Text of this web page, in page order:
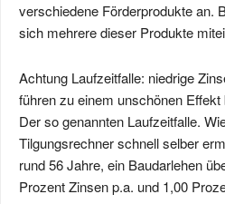
verschiedene Förderprodukte an.
sich mehrere dieser Produkte
Achtung Laufzeitfalle: niedrige
führen zu einem unschönen
Der so genannten Laufzeitfalle.
Tilgungsrechner schnell selber
rund 56 Jahre, ein Baudarlehen
Prozent Zinsen p.a. und 1,00